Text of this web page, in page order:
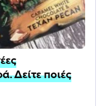
Δείτε ποιές